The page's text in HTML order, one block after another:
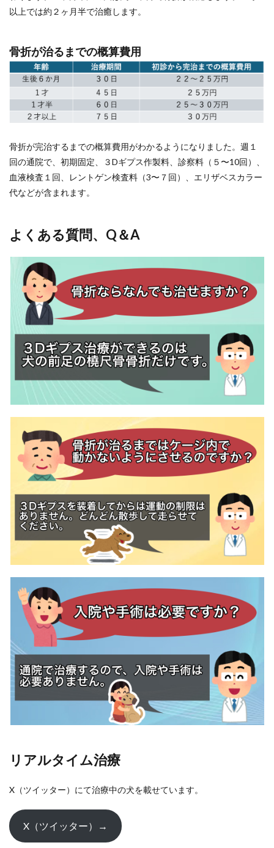
以上では約２ヶ月半で治癒します。
骨折が治るまでの概算費用
骨折が完治するまでの概算費用がわかるようになりました。週１
回の通院で、初期固定、３Dギプス作製料、診察料（５〜10回）、
血液検査１回、レントゲン検査料（3〜７回）、エリザベスカラー
代などが含まれます。
よくある質問、Q＆A
リアルタイム治療
X（ツイッター）にて治療中の犬を載せています。
X（ツイッター）→